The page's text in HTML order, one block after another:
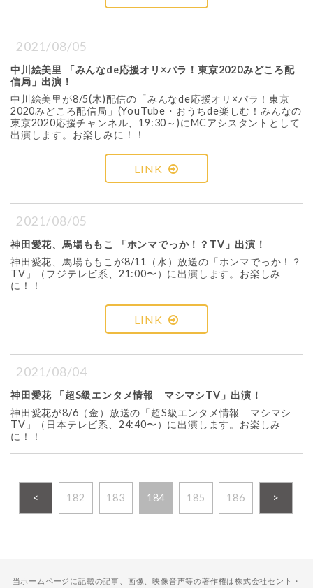
2021/08/05
中川絵美里 「みんなde応援オリ×パラ！東京2020みどころ配
信局」出演！
中川絵美里が8/5(木)配信の「みんなde応援オリ×パラ！東京
2020みどころ配信局」(YouTube・おうちde楽しむ！みんなの
東京2020応援チャンネル、19:30～)にMCアシスタントとして
出演します。お楽しみに！！
LINK
2021/08/05
神田愛花、馬場ももこ 「ホンマでっか！？TV」出演！
神田愛花、馬場ももこが8/11（水）放送の「ホンマでっか！？
TV」（フジテレビ系、21:00〜）に出演します。お楽しみ
に！！
LINK
2021/08/04
神田愛花 「超S級エンタメ情報 マシマシTV」出演！
神田愛花が8/6（金）放送の「超S級エンタメ情報 マシマシ
TV」（日本テレビ系、24:40〜）に出演します。お楽しみ
に！！
< 182 183 184 185 186 >
当ホームページに記載の記事、画像、映像音声等の著作権は株式会社セント・